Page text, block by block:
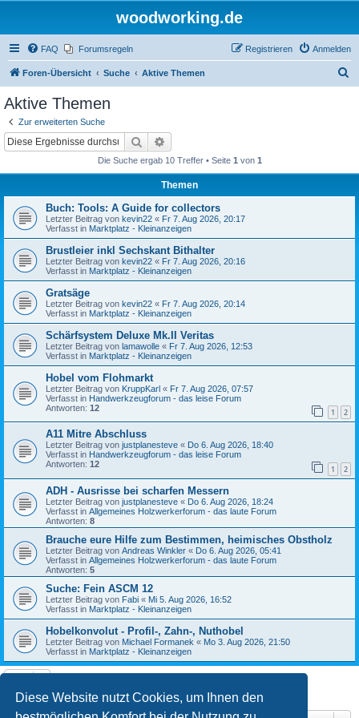
Diese Website nutzt Cookies, um Ihnen den
woodworking.de
FAQ Forumsregeln Anmelden
Registrieren
Foren-Übersicht Suche Aktive Themen
Aktive Themen
Zur erweiterten Suche
Suche
Die Suche ergab 10 Treffer • Seite 1 von 1
Themen
Buch: Tools: A Guide for collectors
Letzter Beitrag von kevin22 « Fr 7. Aug 2026, 20:17
Verfasst in Marktplatz - Kleinanzeigen
Brustleier inkl Sechskant Bithalter
Letzter Beitrag von kevin22 « Fr 7. Aug 2026, 20:16
Verfasst in Marktplatz - Kleinanzeigen
Gratsäge
Letzter Beitrag von kevin22 « Fr 7. Aug 2026, 20:14
Verfasst in Marktplatz - Kleinanzeigen
Schärfsystem Deluxe Mk.II Veritas
Letzter Beitrag von lamawolle « Fr 7. Aug 2026, 12:53
Verfasst in Marktplatz - Kleinanzeigen
Hobel vom Flohmarkt
Letzter Beitrag von KruppKarl « Fr 7. Aug 2026, 07:57
Verfasst in Handwerkzeugforum - das leise Forum
Antworten: 12 1 2
A11 Mitre Abschluss
Letzter Beitrag von justplanesteve « Do 6. Aug 2026, 18:40
Verfasst in Handwerkzeugforum - das leise Forum
Antworten: 12 1 2
ADH - Ausrisse bei scharfen Messern
Letzter Beitrag von justplanesteve « Do 6. Aug 2026, 18:24
Verfasst in Allgemeines Holzwerkerforum - das laute Forum
Antworten: 8
Brauche eure Hilfe zum Bestimmen, heimisches Obstholz
Letzter Beitrag von Andreas Winkler « Do 6. Aug 2026, 05:41
Verfasst in Allgemeines Holzwerkerforum - das laute Forum
Antworten: 5
Suche: Fein ASCM 12
Letzter Beitrag von Fabi « Mi 5. Aug 2026, 16:52
Verfasst in Marktplatz - Kleinanzeigen
Hobelkonvolut - Profil-, Zahn-, Nuthobel
Letzter Beitrag von Michael Formanek « Mo 3. Aug 2026, 21:50
Verfasst in Marktplatz - Kleinanzeigen
Die Suche ergab 10 Treffer • Seite1 von 1